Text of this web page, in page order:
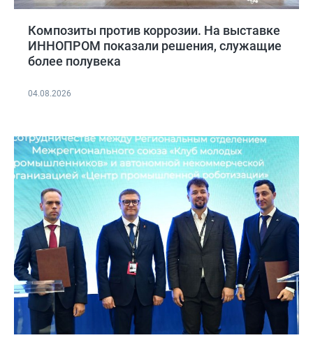
Композиты против коррозии. На выставке
ИННОПРОМ показали решения, служащие
более полувека
04.08.2026